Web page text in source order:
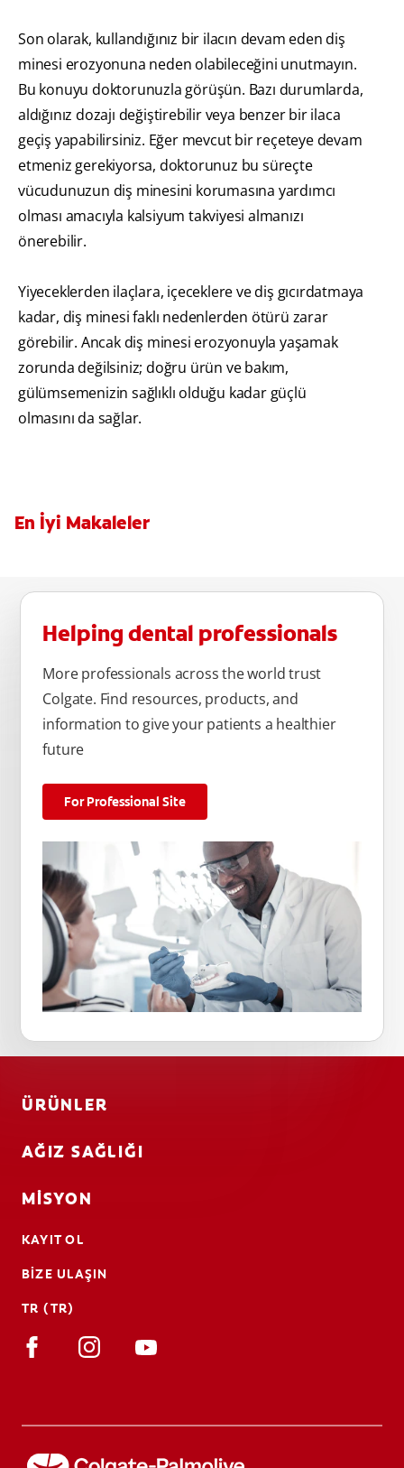
Son olarak, kullandığınız bir ilacın devam eden diş
minesi erozyonuna neden olabileceğini unutmayın.
Bu konuyu doktorunuzla görüşün. Bazı durumlarda,
aldığınız dozajı değiştirebilir veya benzer bir ilaca
geçiş yapabilirsiniz. Eğer mevcut bir reçeteye devam
etmeniz gerekiyorsa, doktorunuz bu süreçte
vücudunuzun diş minesini korumasına yardımcı
olması amacıyla kalsiyum takviyesi almanızı
önerebilir.
Yiyeceklerden ilaçlara, içeceklere ve diş gıcırdatmaya
kadar, diş minesi faklı nedenlerden ötürü zarar
görebilir. Ancak diş minesi erozyonuyla yaşamak
zorunda değilsiniz; doğru ürün ve bakım,
gülümsemenizin sağlıklı olduğu kadar güçlü
olmasını da sağlar.
En İyi Makaleler
Helping dental professionals
More professionals across the world trust
Colgate. Find resources, products, and
information to give your patients a healthier
future
For Professional Site
ÜRÜNLER
AĞIZ SAĞLIĞI
MISYON
KAYIT OL
BIZE ULAŞIN
TR (TR)